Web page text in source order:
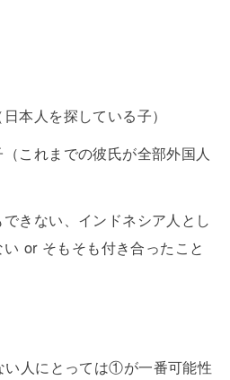
本人を探している子）
これまでの彼氏が全部外国人
きない、インドネシア人とし
or そもそも付き合ったこと
い人にとっては①が一番可能性